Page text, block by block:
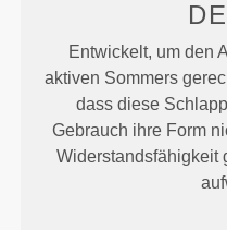
Entwickelt, um den
aktiven Sommers
dass diese
Gebrauch ihre Form
Widerstandsfähigkeit